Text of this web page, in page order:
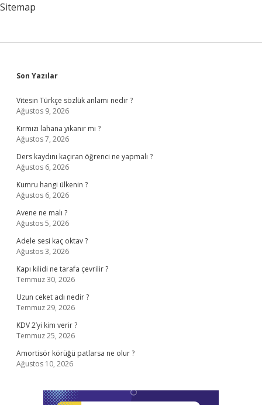
Sitemap
Sidebar
Son Yazılar
Vitesin Türkçe sözlük anlamı nedir ?
Ağustos 9, 2026
Kırmızı lahana yıkanır mı ?
Ağustos 7, 2026
Ders kaydını kaçıran öğrenci ne yapmalı ?
Ağustos 6, 2026
Kumru hangi ülkenin ?
Ağustos 6, 2026
Avene ne malı ?
Ağustos 5, 2026
Adele sesi kaç oktav ?
Ağustos 3, 2026
Kapı kilidi ne tarafa çevrilir ?
Temmuz 30, 2026
Uzun ceket adı nedir ?
Temmuz 29, 2026
KDV 2’yi kim verir ?
Temmuz 25, 2026
Amortisör körüğü patlarsa ne olur ?
Ağustos 10, 2026